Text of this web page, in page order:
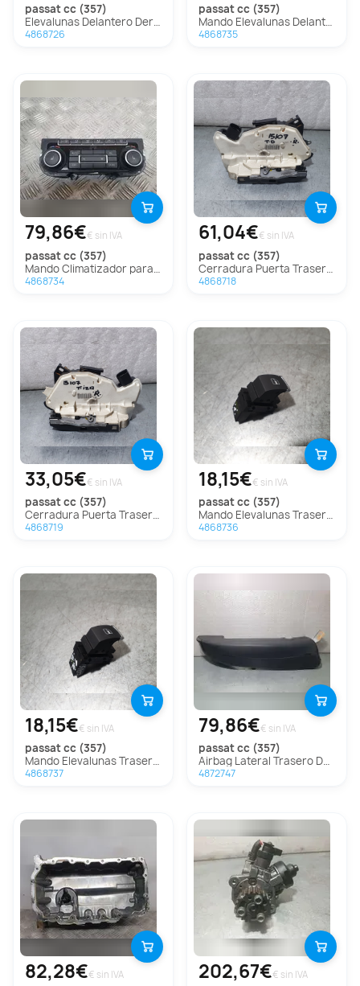
passat cc (357)
Elevalunas Delantero Derecho Para Volkswagen Passat Cc
4868726
passat cc (357)
Mando Elevalunas Delantero Izquierdo Para Volkswagen Passat Cc
4868735
79,86€€ sin IVA
passat cc (357)
Mando Climatizador para Volkswagen Passat Cc
4868734
61,04€€ sin IVA
passat cc (357)
Cerradura Puerta Trasera Derecha para Volkswagen Passat Cc (357)
4868718
33,05€€ sin IVA
passat cc (357)
Cerradura Puerta Trasera Izquierda para Volkswagen Passat Cc (357)
4868719
18,15€€ sin IVA
passat cc (357)
Mando Elevalunas Trasero Derecho para Volkswagen Passat Cc (357)
4868736
18,15€€ sin IVA
passat cc (357)
Mando Elevalunas Trasero Izquierdo para Volkswagen Passat Cc (357)
4868737
79,86€€ sin IVA
passat cc (357)
Airbag Lateral Trasero Derecho Para Volkswagen Passat Cc
4872747
82,28€€ sin IVA 202,67€€ sin IVA